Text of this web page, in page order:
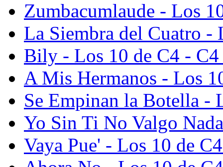
Zumbacumlaude - Los
La Siembra del Cuatro -
Bily - Los 10 de C4 -
A Mis Hermanos - Los
Se Empinan la Botella -
Yo Sin Ti No Valgo
Vaya Pue' - Los 10 de